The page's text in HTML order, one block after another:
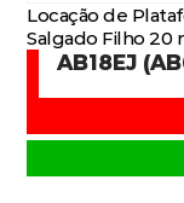
Locação de
Salgado Filho 20
AB18EJ